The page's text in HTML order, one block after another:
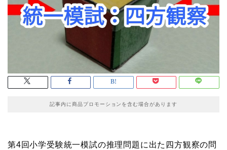
記事内に商品プロモーションを含む場合があります
第4回小学受験統一模試の推理問題に出た四方観察の問